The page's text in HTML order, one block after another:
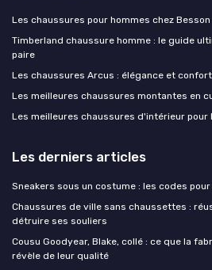
Les chaussures pour hommes chez
Timberland chaussure homme : le guide
paire
Les chaussures Arcus : élégance et
Les meilleures chaussures montantes en
Les meilleures chaussures d'intérieur pour
Les derniers articles
Sneakers sous un costume : les codes
Chaussures de ville sans chaussettes :
détruire ses souliers
Cousu Goodyear, Blake, collé : ce que la
révèle de leur qualité